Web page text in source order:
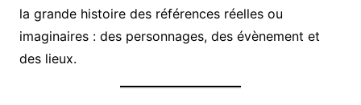
la grande histoire des références réelles ou
imaginaires : des personnages, des évènement et
des lieux.